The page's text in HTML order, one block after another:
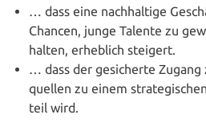
… dass eine nach­hal­ti­ge
Chancen, junge Talente zu
halten, erheblich steigert.
… dass der gesi­cher­te
quel­len zu einem
teil wird.